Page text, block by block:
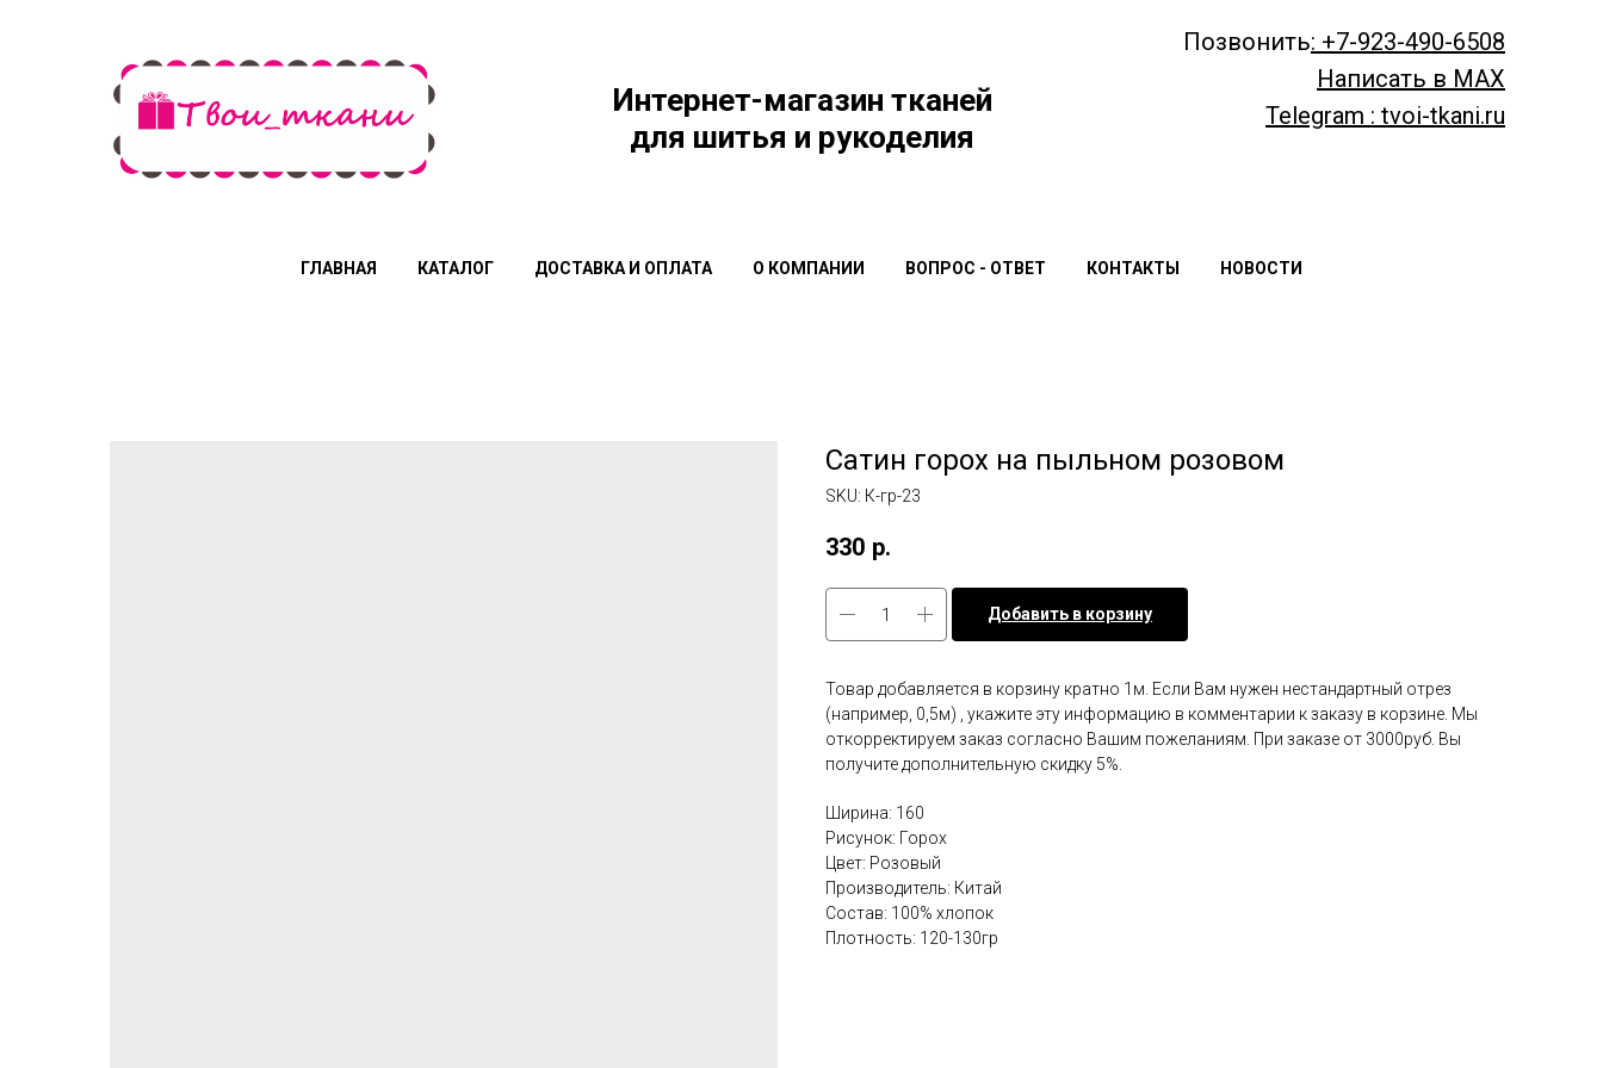
Интернет-магазин тканей
для шитья и рукоделия
Позвонить: +7-923-490-6508
Написать в MAX
Telegram : tvoi-tkani.ru
ГЛАВНАЯ КАТАЛОГ ДОСТАВКА И ОПЛАТА О КОМПАНИИ ВОПРОС - ОТВЕТ КОНТАКТЫ НОВОСТИ
Сатин горох на пыльном розовом
SKU: К-гр-23
330 р.
Добавить в корзину
Товар добавляется в корзину кратно 1м. Если Вам нужен нестандартный отрез
(например, 0,5м) , укажите эту информацию в комментарии к заказу в корзине. Мы
откорректируем заказ согласно Вашим пожеланиям. При заказе от 3000руб. Вы
получите дополнительную скидку 5%.
Ширина: 160
Рисунок: Горох
Цвет: Розовый
Производитель: Китай
Состав: 100% хлопок
Плотность: 120-130гр